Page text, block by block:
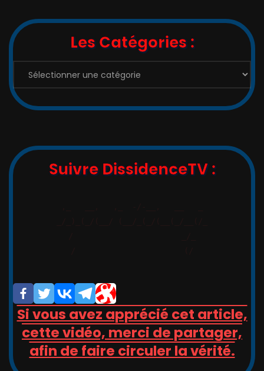
Les Catégories :
Catégories
Suivre DissidenceTV :
Si vous avez apprécié cet article,
cette vidéo, merci de partager,
afin de faire circuler la vérité.